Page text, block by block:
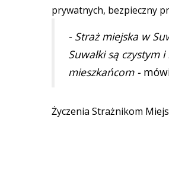
prywatnych, bezpieczny
- Straż miejska w
Suwałki są czystym
mieszkańcom -
Życzenia Strażnikom